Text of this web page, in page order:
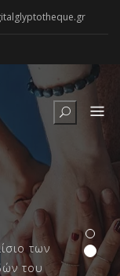
των
του